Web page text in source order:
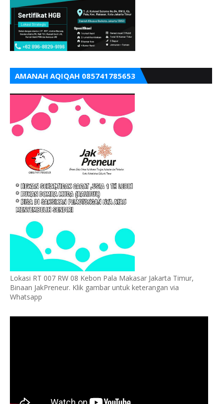
AMANAH AQIQAH 085741785653
Lokasi RT 007 RW 08 Kebon Pala Makasar Jakarta Timur,
Binaan JakPreneur. Klik gambar untuk keterangan via
Whatsapp